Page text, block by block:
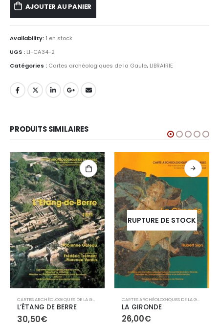
AJOUTER AU PANIER
Availability: 1 en stock
UGS : LI-CA34-2
Catégories : Cartes archéologiques de la Gaule, LIBRAIRIE
PRODUITS SIMILAIRES
LIBRAIRIE CARTES ARCHÉOLOGIQUES DE LA GAULE LIBRAIRIE
L’ÉTANG DE BERRE
30,50€
RUPTURE DE STOCK
CARTES ARCHÉOLOGIQUES DE LA GAULE
LA GIRONDE
26,00€